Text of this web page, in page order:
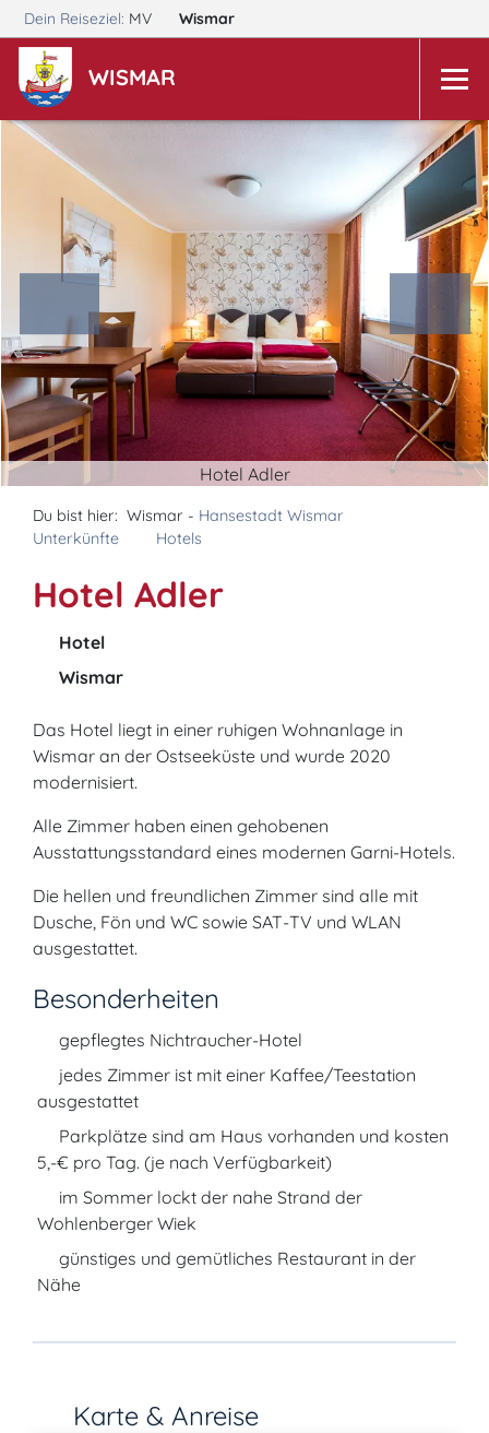
Dein Reiseziel: MV Wismar
WISMAR
Hotel Adler
Du bist hier: Wismar - Hansestadt Wismar
Unterkünfte
Hotels
Hotel Adler
Hotel
Wismar
Das Hotel liegt in einer ruhigen Wohnanlage in
Wismar an der Ostseeküste und wurde 2020
modernisiert.
Alle Zimmer haben einen gehobenen
Ausstattungsstandard eines modernen Garni-Hotels.
Die hellen und freundlichen Zimmer sind alle mit
Dusche, Fön und WC sowie SAT-TV und WLAN
ausgestattet.
Besonderheiten
gepflegtes Nichtraucher-Hotel
jedes Zimmer ist mit einer Kaffee/Teestation
ausgestattet
Parkplätze sind am Haus vorhanden und kosten
5,-€ pro Tag. (je nach Verfügbarkeit)
im Sommer lockt der nahe Strand der
Wohlenberger Wiek
günstiges und gemütliches Restaurant in der
Nähe
Karte & Anreise